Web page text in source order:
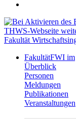
Fakultät
FakultätFWI im
Überblick
Personen
Meldungen
Publikationen
Veranstaltungen